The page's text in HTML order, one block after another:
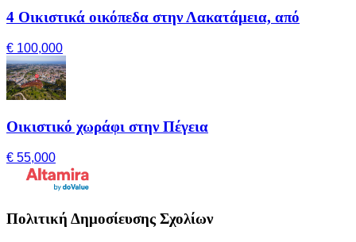
4 Οικιστικά οικόπεδα στην Λακατάμεια, από
€ 100,000
Οικιστικό χωράφι στην Πέγεια
€ 55,000
Πολιτική Δημοσίευσης Σχολίων